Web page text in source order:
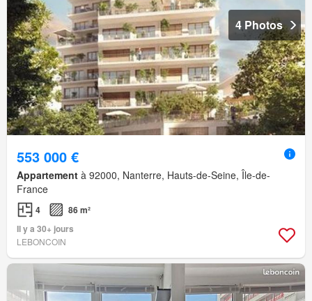
4 Photos
553 000 €
Appartement à 92000, Nanterre, Hauts-de-Seine, Île-de-
France
4
86 m²
Il y a 30+ jours
LEBONCOIN